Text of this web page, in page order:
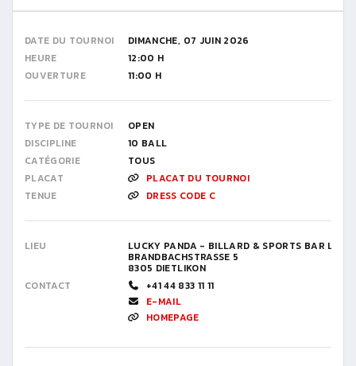
DATE DU TOURNOI
DIMANCHE, 07 JUIN 2026
HEURE
12:00 H
OUVERTURE
11:00 H
TYPE DE TOURNOI
OPEN
DISCIPLINE
10 BALL
CATÉGORIE
TOUS
PLACAT
PLACAT DU TOURNOI
TENUE
DRESS CODE C
LIEU LUCKY PANDA - BILLARD & SPORTS BAR
BRANDBACHSTRASSE 5
8305 DIETLIKON
CONTACT
+41 44 833 11 11
E-MAIL
HOMEPAGE